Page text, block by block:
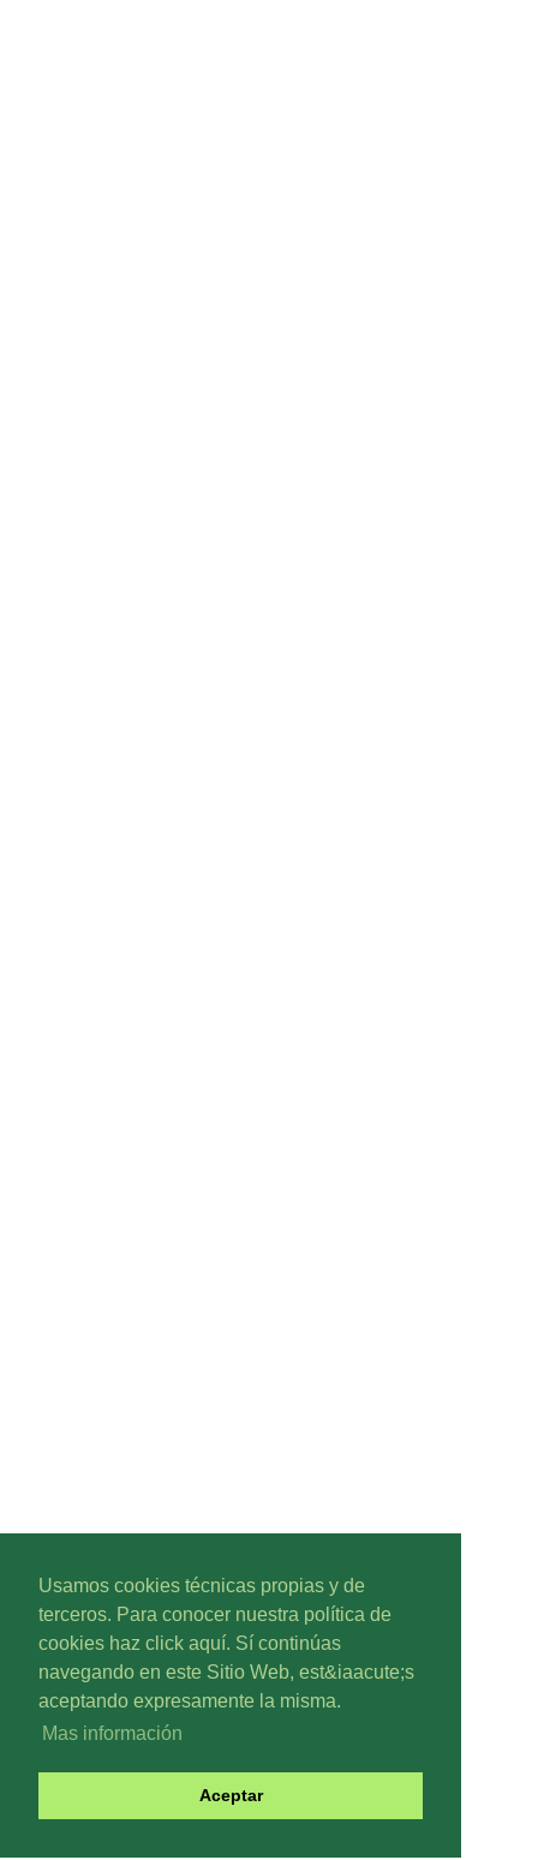
Usamos cookies técnicas propias y de
terceros. Para conocer nuestra política de
cookies haz click aquí. Sí continúas
navegando en este Sitio Web, est&iaacute;s
aceptando expresamente la misma.
Mas información
Aceptar